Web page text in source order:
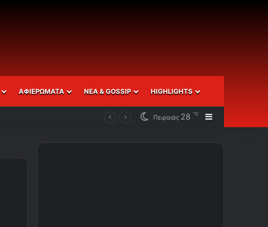
ΑΦΙΕΡΩΜΑΤΑ ΝΕΑ & GOSSIP HIGHLIGHTS
Πειραιάς 28 ℃